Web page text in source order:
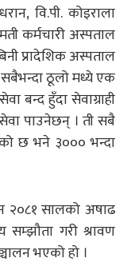
वि.पी. कोइराला
कर्मचारी अस्पताल
प्रादेशिक अस्पताल
ठूलो मध्ये एक
बन्द हुँदा सेवाग्राही
पाउनेछन् ।ती सबै
छ भने ३००० भन्दा
२०८१ सालको अषाढ
सम्झौता गरी श्रावण
भएको हो ।